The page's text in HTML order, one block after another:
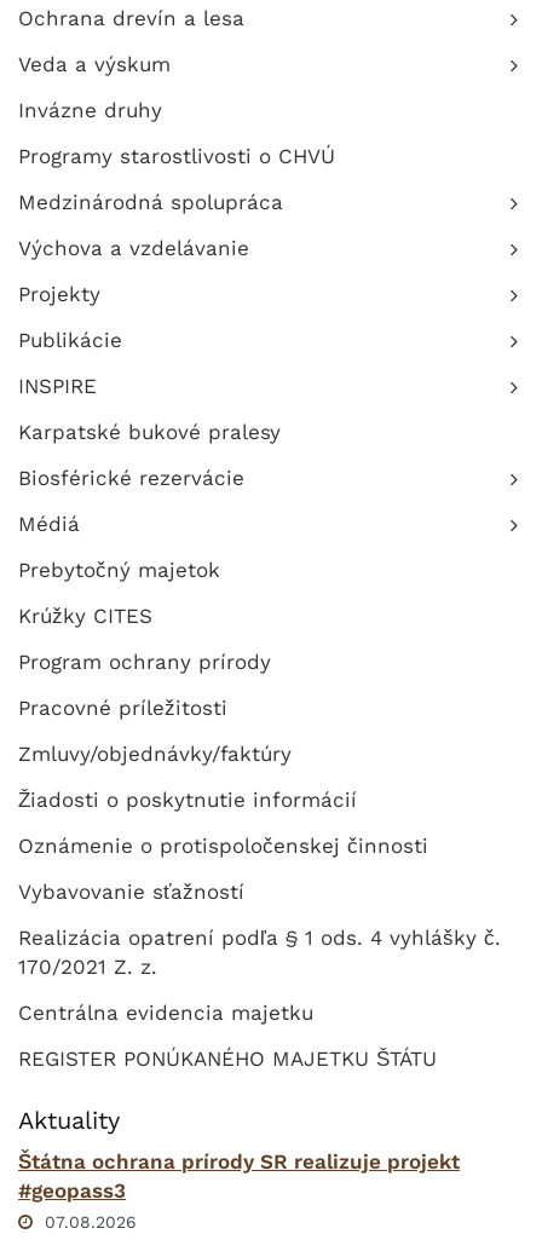
Ochrana drevín a lesa
Veda a výskum
Invázne druhy
Programy starostlivosti o CHVÚ
Medzinárodná spolupráca
Výchova a vzdelávanie
Projekty
Publikácie
INSPIRE
Karpatské bukové pralesy
Biosférické rezervácie
Médiá
Prebytočný majetok
Krúžky CITES
Program ochrany prírody
Pracovné príležitosti
Zmluvy/objednávky/faktúry
Žiadosti o poskytnutie informácií
Oznámenie o protispoločenskej činnosti
Vybavovanie sťažností
Realizácia opatrení podľa § 1 ods. 4 vyhlášky č.
170/2021 Z. z.
Centrálna evidencia majetku
REGISTER PONÚKANÉHO MAJETKU ŠTÁTU
Aktuality
Štátna ochrana prírody SR realizuje projekt
#geopass3
07.08.2026